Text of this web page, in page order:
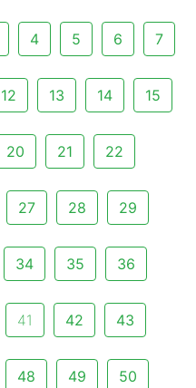
4 5 6 7
12 13 14 15
20 21 22
27 28 29
34 35 36
41 42 43
48 49 50